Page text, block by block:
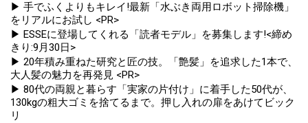
▶ 手でふくよりもキレイ!最新「水ぶき両用ロボット掃除機」
をリアルにお試し <PR>
▶ ESSEに登場してくれる「読者モデル」を募集します!<締め
きり:9月30日>
▶ 20年積み重ねた研究と匠の技。「艶髪」を追求した1本で、
大人髪の魅力を再発見 <PR>
▶ 80代の両親と暮らす「実家の片付け」に着手した50代が、
130kgの粗大ゴミを捨てるまで。押し入れの扉をあけてビック
リ